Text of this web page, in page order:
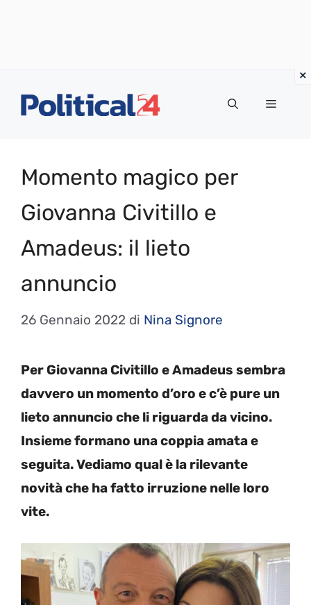
Menu
Momento magico per
Giovanna Civitillo e
Amadeus: il lieto
annuncio
26 Gennaio 2022 di Nina Signore
Per Giovanna Civitillo e Amadeus sembra
davvero un momento d’oro e c’è pure un
lieto annuncio che li riguarda da vicino.
Insieme formano una coppia amata e
seguita. Vediamo qual è la rilevante
novità che ha fatto irruzione nelle loro
vite.